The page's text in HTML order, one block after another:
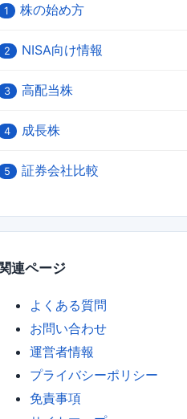
1 株の始め方
2 NISA向け情報
3 高配当株
4 成長株
5 証券会社比較
関連ページ
よくある質問
お問い合わせ
運営者情報
プライバシーポリシー
免責事項